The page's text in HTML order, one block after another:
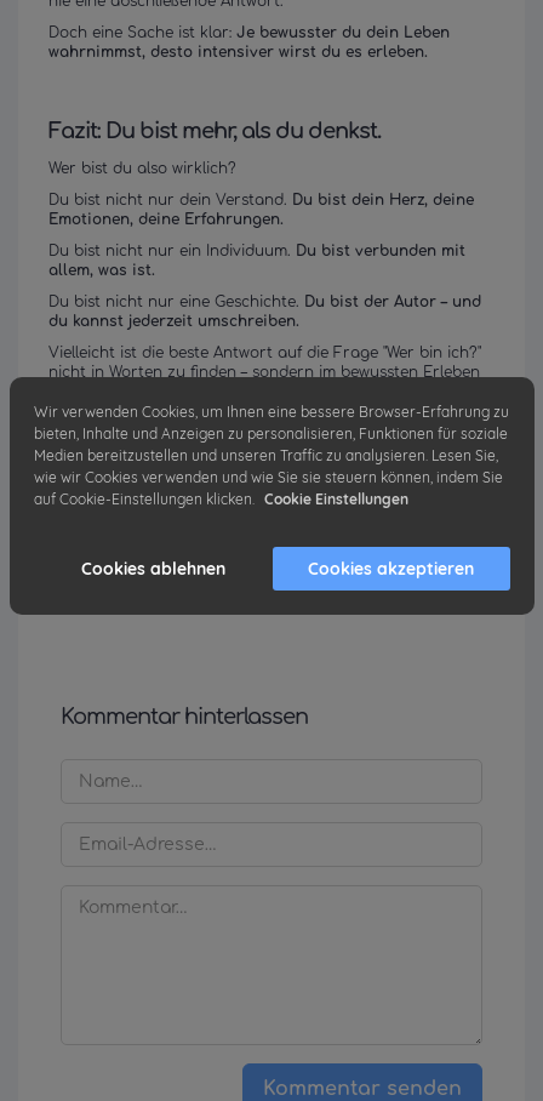
Doch eine Sache ist klar: Je bewusster du dein Leben
wahrnimmst, desto intensiver wirst du es erleben.
Fazit: Du bist mehr, als du denkst.
Wer bist du also wirklich?
Du bist nicht nur dein Verstand. Du bist dein Herz, deine
Emotionen, deine Erfahrungen.
Du bist nicht nur ein Individuum. Du bist verbunden mit
allem, was ist.
Du bist nicht nur eine Geschichte. Du bist der Autor – und
du kannst jederzeit umschreiben.
Vielleicht ist die beste Antwort auf die Frage "Wer bin ich?"
nicht in Worten zu finden – sondern im bewussten Erleben
Also geh raus, erlebe, fühle, wachse. Denn genau das bist
du.
Selbstfindende Grüße
Kommentar hinterlassen
Kommentar senden
Wir verwenden Cookies, um Ihnen eine bessere Browser-Erfahrung zu
bieten, Inhalte und Anzeigen zu personalisieren, Funktionen für soziale
Medien bereitzustellen und unseren Traffic zu analysieren. Lesen Sie,
wie wir Cookies verwenden und wie Sie sie steuern können, indem Sie
auf Cookie-Einstellungen klicken. Cookie Einstellungen
Cookies ablehnen Cookies akzeptieren